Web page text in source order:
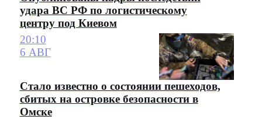
удара ВС РФ по логистическому
центру под Киевом
20:10
6 АВГ
Стало известно о состоянии пешеходов,
сбитых на островке безопасности в
Омске